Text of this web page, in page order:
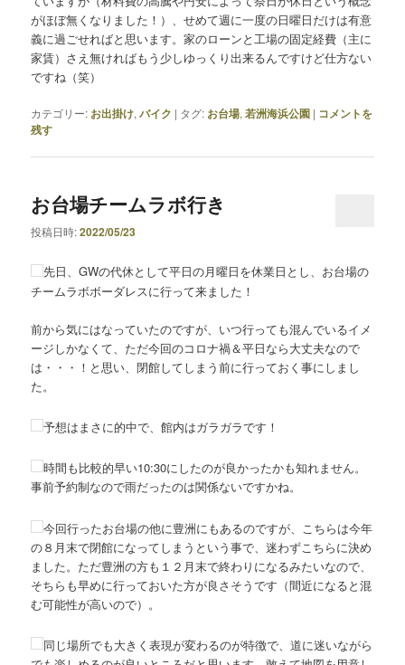
がほぼ無くなりました！）、せめて週に一度の日曜日だけは有意
義に過ごせればと思います。家のローンと工場の固定経費（主に
家賃）さえ無ければもう少しゆっくり出来るんですけど仕方ない
ですね（笑）
カテゴリー: お出掛け,バイク | タグ: お台場,若洲海浜公園 | コメントを
残す
お台場チームラボ行き
投稿日時:2022/05/23
先日、GWの代休として平日の月曜日を休業日とし、お台場の
チームラボボーダレスに行って来ました！
前から気にはなっていたのですが、いつ行っても混んでいるイメ
ージしかなくて、ただ今回のコロナ禍＆平日なら大丈夫なので
は・・・！と思い、閉館してしまう前に行っておく事にしまし
た。
予想はまさに的中で、館内はガラガラです！
時間も比較的早い10:30にしたのが良かったかも知れません。
事前予約制なので雨だったのは関係ないですかね。
今回行ったお台場の他に豊洲にもあるのですが、こちらは今年
の８月末で閉館になってしまうという事で、迷わずこちらに決め
ました。ただ豊洲の方も１２月末で終わりになるみたいなので、
そちらも早めに行っておいた方が良さそうです（間近になると混
む可能性が高いので）。
同じ場所でも大きく表現が変わるのが特徴で、道に迷いながら